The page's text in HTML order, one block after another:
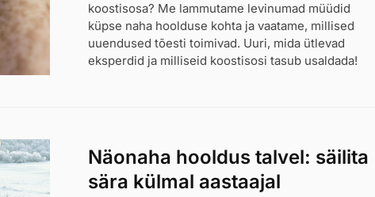
koostisosa? Me lammutame levinumad müüdid
küpse naha hoolduse kohta ja vaatame, millised
uuendused tõesti toimivad. Uuri, mida ütlevad
eksperdid ja milliseid koostisosi tasub usaldada!
Näonaha hooldus talvel: säilita
sära külmal aastaajal